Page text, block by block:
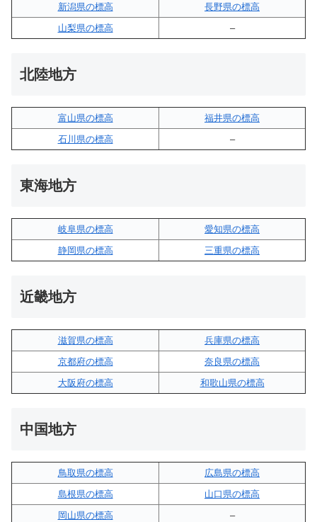
新潟県の標高
長野県の標高
山梨県の標高
–
北陸地方
富山県の標高
福井県の標高
石川県の標高
–
東海地方
岐阜県の標高
愛知県の標高
静岡県の標高
三重県の標高
近畿地方
滋賀県の標高
兵庫県の標高
京都府の標高
奈良県の標高
大阪府の標高
和歌山県の標高
中国地方
鳥取県の標高
広島県の標高
島根県の標高
山口県の標高
岡山県の標高
–